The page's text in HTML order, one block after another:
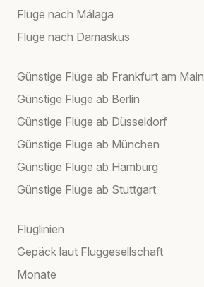
Flüge nach Málaga
Flüge nach Damaskus
Günstige Flüge ab Frankfurt am Main
Günstige Flüge ab Berlin
Günstige Flüge ab Düsseldorf
Günstige Flüge ab München
Günstige Flüge ab Hamburg
Günstige Flüge ab Stuttgart
Fluglinien
Gepäck laut Fluggesellschaft
Monate